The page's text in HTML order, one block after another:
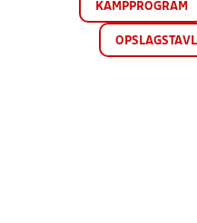
KAMPPROGRAM